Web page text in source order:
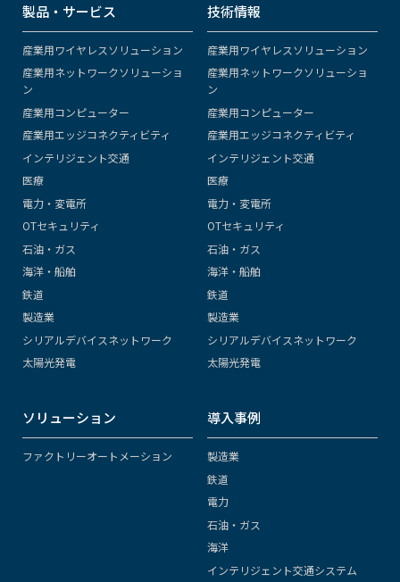
製品・サービス
産業用ワイヤレスソリューション
産業用ネットワークソリューショ
ン
産業用コンピューター
産業用エッジコネクティビティ
インテリジェント交通
医療
電力・変電所
OTセキュリティ
石油・ガス
海洋・船舶
鉄道
製造業
シリアルデバイスネットワーク
太陽光発電
技術情報
産業用ワイヤレスソリューション
産業用ネットワークソリューショ
ン
産業用コンピューター
産業用エッジコネクティビティ
インテリジェント交通
医療
電力・変電所
OTセキュリティ
石油・ガス
海洋・船舶
鉄道
製造業
シリアルデバイスネットワーク
太陽光発電
ソリューション
ファクトリーオートメーション
導入事例
製造業
鉄道
電力
石油・ガス
海洋
インテリジェント交通システム